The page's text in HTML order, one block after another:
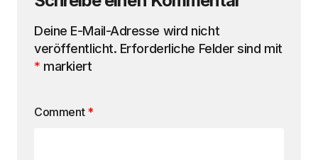
Deine E-Mail-Adresse wird nicht
veröffentlicht. Erforderliche Felder sind mit
* markiert
Comment *